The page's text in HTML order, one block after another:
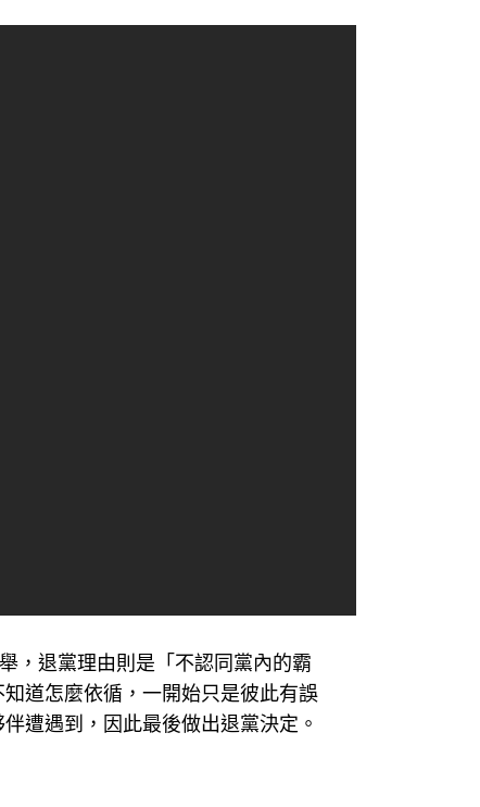
，退黨理由則是「不認同黨內的霸
道怎麼依循，一開始只是彼此有誤
遭遇到，因此最後做出退黨決定。